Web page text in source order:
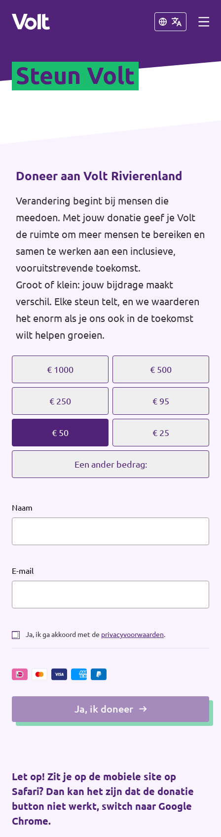
Sluiten
Afdelingen in de gemeenten
Afdelingen in de provincies
Volt Drenthe
Volt Fryslân
Volt Provincie Utrecht
...alle Volt provincies
Sluiten
Mensen
Nieuws
Agenda
Word lid
Doneer
Werken bij Volt
Sprekersaanvraag
Charge - Wetenschappelijk Platform Volt
Steun Volt
Doneer aan Volt Rivierenland
Verandering begint bij mensen die
meedoen. Met jouw donatie geef je Volt
de ruimte om meer mensen te bereiken en
samen te werken aan een inclusieve,
vooruitstrevende toekomst.
Groot of klein: jouw bijdrage maakt
verschil. Elke steun telt, en we waarderen
het enorm als je ons ook in de toekomst
wilt helpen groeien.
€ 1000 € 500
€ 250 € 95
€ 50 € 25
Een ander bedrag:
Naam
E-mail
Ja, ik ga akkoord met de privacyvoorwaarden.
Ja, ik doneer
Let op! Zit je op de mobiele site op
Safari? Dan kan het zijn dat de donatie
button niet werkt, switch naar Google
Chrome.